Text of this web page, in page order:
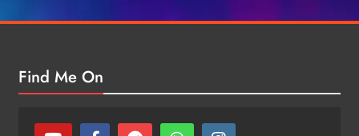
Find Me On